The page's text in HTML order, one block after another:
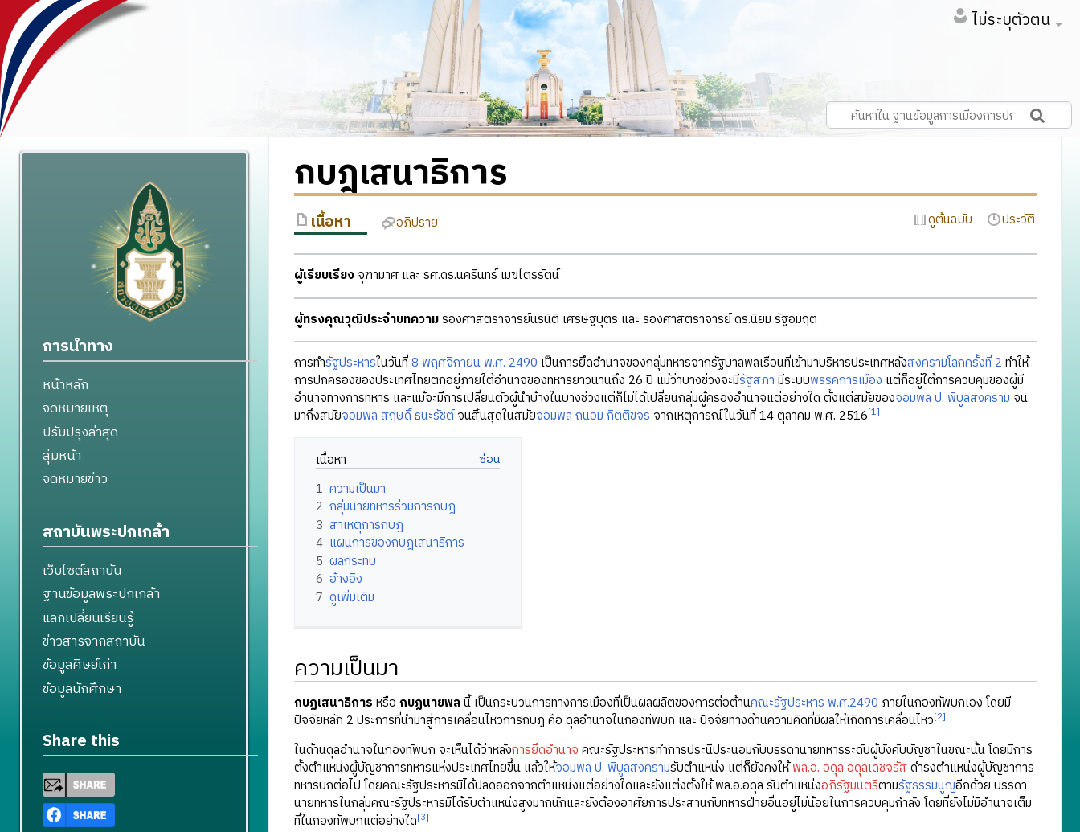
ไม่ระบุตัวตน
กบฎเสนาธิการ
เนื้อหา อภิปราย ดูต้นฉบับ ประวัติ
ผู้เรียบเรียงจุฑามาศ และ รศ.ดร.นครินทร์ เมฆไตรรัตน์
ผู้ทรงคุณวุฒิประจำบทความรองศาสตราจารย์นรนิติ เศรษฐบุตร และ รองศาสตราจารย์ ดร.นิยม รัฐอมฤต
การทำรัฐประหารในวันที่8 พฤศจิกายน พ.ศ. 2490 เป็นการยึดอำนาจของกลุ่มทหารจากรัฐบาลพลเรือนที่เข้ามาบริหารประเทศหลังสงครามโลกครั้งที่ 2 ทำให้
การปกครองของประเทศไทยตกอยู่ภายใต้อำนาจของทหารยาวนานถึง 26 ปี แม้ว่าบางช่วงจะมีรัฐสภา มีระบบพรรคการเมือง แต่ก็อยู่ใต้การควบคุมของผู้มี
อำนาจทางการทหาร และแม้จะมีการเปลี่ยนตัวผู้นำบ้างในบางช่วงแต่ก็ไม่ได้เปลี่ยนกลุ่มผู้ครองอำนาจแต่อย่างใด ตั้งแต่สมัยของจอมพล ป. พิบูลสงคราม จน
มาถึงสมัยจอมพล สฤษดิ์ ธนะรัชต์จนสิ้นสุดในสมัยจอมพล ถนอม กิตติขจร จากเหตุการณ์ในวันที่ 14 ตุลาคม พ.ศ. 2516[1]
เนื้อหา
1 ความเป็นมา
2 กลุ่มนายทหารร่วมการกบฎ
3 สาเหตุการกบฎ
4 แผนการของกบฎเสนาธิการ
5 ผลกระทบ
6 อ้างอิง
7 ดูเพิ่มเติม
ความเป็นมา
กบฏเสนาธิการ หรือ กบฏนายพลนี้ เป็นกระบวนการทางการเมืองที่เป็นผลผลิตของการต่อต้านคณะรัฐประหาร พ.ศ.2490 ภายในกองทัพบกเอง โดยมี
ปัจจัยหลัก 2 ประการที่นำมาสู่การเคลื่อนไหวการกบฏ คือ ดุลอำนาจในกองทัพบก และ ปัจจัยทางด้านความคิดที่มีผลให้เกิดการเคลื่อนไหว[2]
ในด้านดุลอำนาจในกองทัพบก จะเห็นได้ว่าหลังการยึดอำนาจ คณะรัฐประหารทำการประนีประนอมกับบรรดานายทหารระดับผู้บังคับบัญชาในขณะนั้น โดยมีการ
ตั้งตำแหน่งผู้บัญชาการทหารแห่งประเทศไทยขึ้น แล้วให้จอมพล ป. พิบูลสงครามรับตำแหน่ง แต่ก็ยังคงให้พล.อ. อดุล อดุลเดชจรัสดำรงตำแหน่งผู้บัญชาการ
ทหารบกต่อไป โดยคณะรัฐประหารมิได้ปลดออกจากตำแหน่งแต่อย่างใดและยังแต่งตั้งให้ พล.อ.อดุล รับตำแหน่งอภิรัฐมนตรีตามรัฐธรรมนูญอีกด้วย บรรดา
นายทหารในกลุ่มคณะรัฐประหารมิได้รับตำแหน่งสูงมากนักและยังต้องอาศัยการประสานกับทหารฝ่ายอื่นอยู่ไม่น้อยในการควบคุมกำลัง โดยที่ยังไม่มีอำนาจเต็ม
ที่ในกองทัพบกแต่อย่างใด[3]
การนำทาง
หน้าหลัก
จดหมายเหตุ
ปรับปรุงล่าสุด
สุ่มหน้า
จดหมายข่าว
สถาบันพระปกเกล้า
เว็บไซต์สถาบัน
ฐานข้อมูลพระปกเกล้า
แลกเปลี่ยนเรียนรู้
ข่าวสารจากสถาบัน
ข้อมูลศิษย์เก่า
ข้อมูลนักศึกษา
Share this